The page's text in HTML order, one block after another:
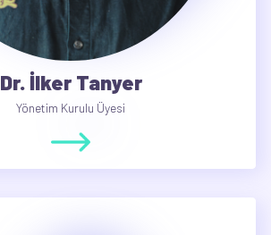
Dr. İlker Tanyer
Yönetim Kurulu Üyesi